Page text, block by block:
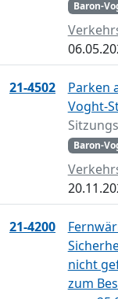
Baron-
21-4502
Parken
Voght-
Baron-
21-4200
nicht
zum